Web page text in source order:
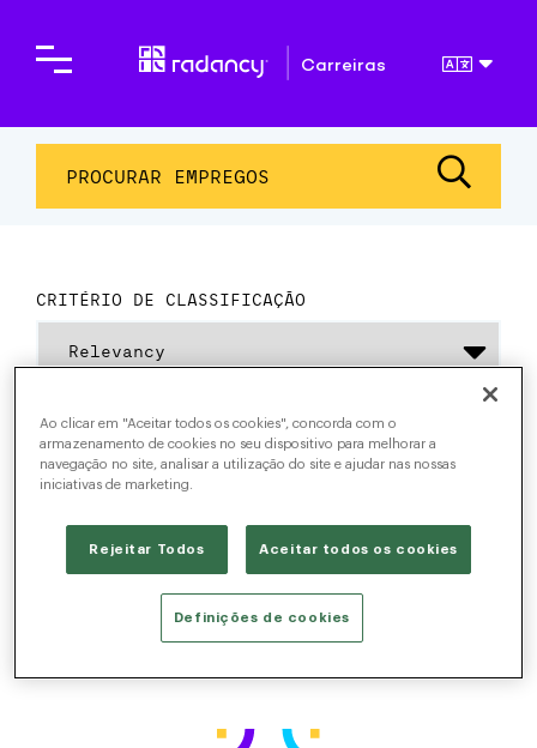
Carreiras
PROCURAR EMPREGOS
CRITÉRIO DE CLASSIFICAÇÃO
0 resultados encontrados
para empregos Product
Strategy & Marketing
or broaden your search criteria or check out our
Ao clicar em "Aceitar todos os cookies", concorda com o
armazenamento de cookies no seu dispositivo para melhorar a
navegação no site, analisar a utilização do site e ajudar nas nossas
iniciativas de marketing.
Rejeitar Todos Aceitar todos os cookies
Definições de cookies